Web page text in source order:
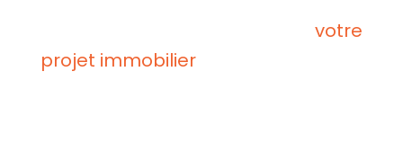
votre
projet immobilier